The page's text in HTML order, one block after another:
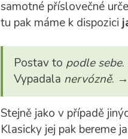
samotné příslovečné
tu pak máme k dispozici
Postav to podle sebe.
Vypadala nervózně. →
Stejně jako v případě
Klasicky jej pak bereme